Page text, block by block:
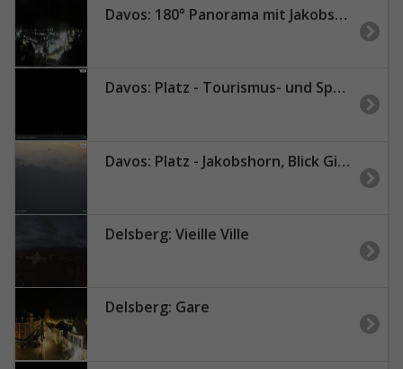
Davos: 180° Panorama mit Jakobshorn
Davos: Platz - Tourismus- und Sportzentrum, Kirche/Tinzenhorn
Davos: Platz - Jakobshorn, Blick Gipfel und
Delsberg: Vieille Ville
Delsberg: Gare